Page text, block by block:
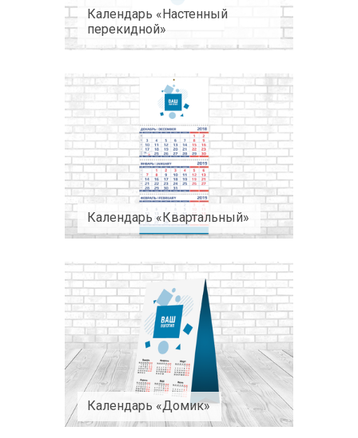
Календарь «Настенный
перекидной»
Календарь «Квартальный»
Календарь «Домик»